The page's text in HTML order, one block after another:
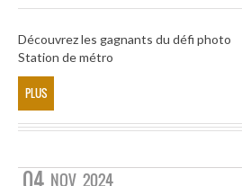
Découvrez les gagnants du défi photo
Station de métro
PLUS
NOV 2024